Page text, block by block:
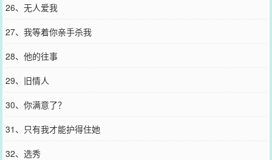
26、无人爱我
27、我等着你亲手杀我
28、他的往事
29、旧情人
30、你满意了？
31、只有我才能护得住她
32、选秀